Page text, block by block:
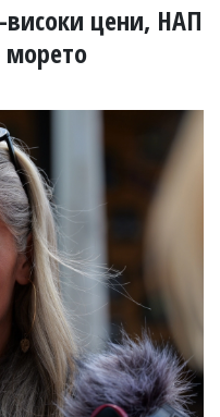
високи цени, НАП
морето